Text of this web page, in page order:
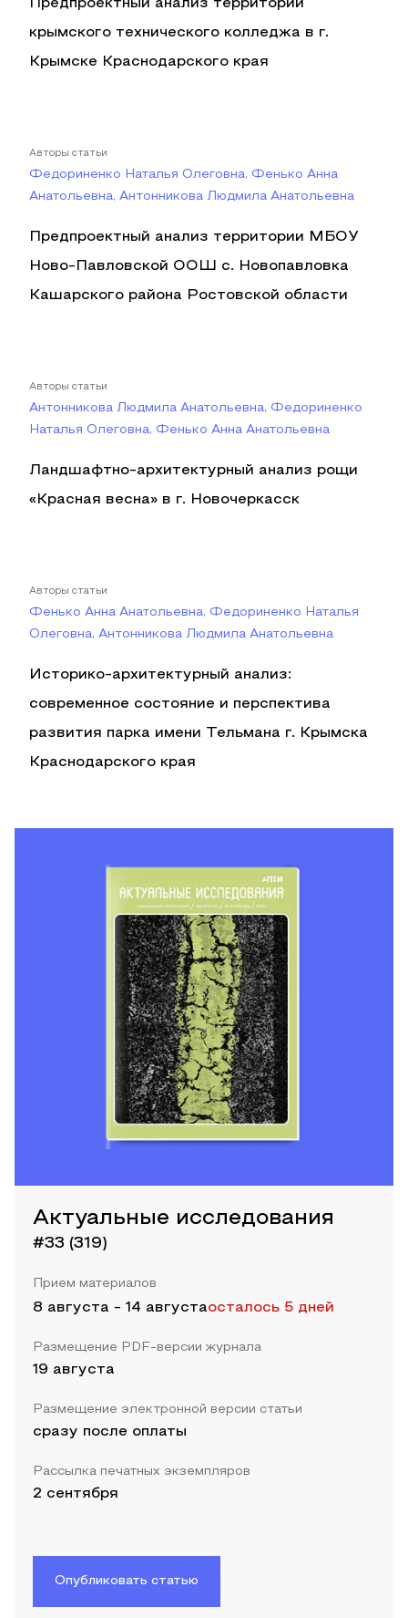
Предпроектный анализ территории
крымского технического колледжа в г.
Крымске Краснодарского края
Авторы статьи
Федориненко Наталья Олеговна, Фенько Анна
Анатольевна, Антонникова Людмила Анатольевна
Предпроектный анализ территории МБОУ
Ново-Павловской ООШ с. Новопавловка
Кашарского района Ростовской области
Авторы статьи
Антонникова Людмила Анатольевна, Федориненко
Наталья Олеговна, Фенько Анна Анатольевна
Ландшафтно-архитектурный анализ рощи
«Красная весна» в г. Новочеркасск
Авторы статьи
Фенько Анна Анатольевна, Федориненко Наталья
Олеговна, Антонникова Людмила Анатольевна
Историко-архитектурный анализ:
современное состояние и перспектива
развития парка имени Тельмана г. Крымска
Краснодарского края
Актуальные исследования
#33 (319)
Прием материалов
8 августа - 14 августаосталось 5 дней
Размещение PDF-версии журнала
19 августа
Размещение электронной версии статьи
сразу после оплаты
Рассылка печатных экземпляров
2 сентября
Опубликовать статью